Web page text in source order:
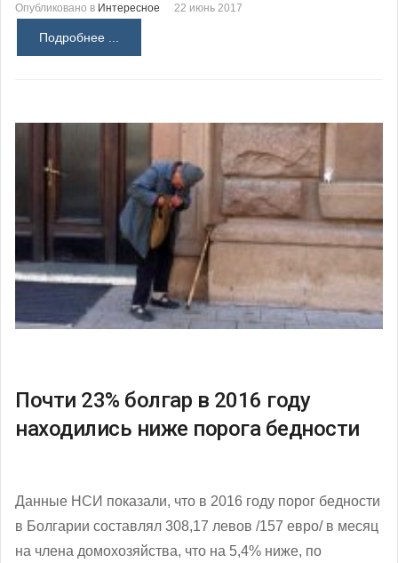
Опубликовано в Интересное 22 июнь 2017
Подробнее ...
Почти 23% болгар в 2016 году
находились ниже порога бедности
Данные НСИ показали, что в 2016 году порог бедности
в Болгарии составлял 308,17 левов /157 евро/ в месяц
на члена домохозяйства, что на 5,4% ниже, по